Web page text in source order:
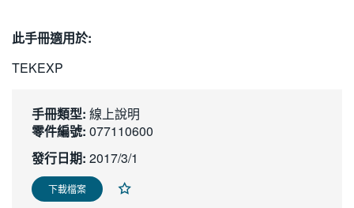
VIỆT NAM
简体中文
日本語
한국어
繁體中文
此手冊適用於:
TEKEXP
手冊類型: 線上說明
零件編號: 077110600
發行日期: 2017/3/1
下載檔案